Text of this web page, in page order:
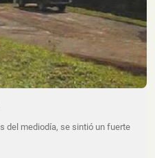
del mediodía, se sintió un fuerte